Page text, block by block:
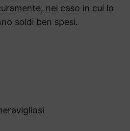
nel caso in cui lo
soldi ben spesi.